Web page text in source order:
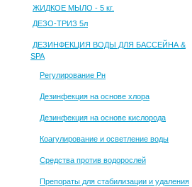
ЖИДКОЕ МЫЛО - 5 кг.
ДЕЗО-ТРИЗ 5л
ДЕЗИНФЕКЦИЯ ВОДЫ ДЛЯ БАССЕЙНА &
SPA
Регулирование Рн
Дезинфекция на основе хлора
Дезинфекция на основе кислорода
Коагулирование и осветление воды
Средства против водорослей
Препораты для стабилизации и удаления